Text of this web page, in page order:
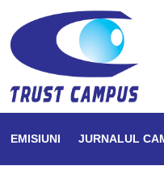
EMISIUNI JURNALUL